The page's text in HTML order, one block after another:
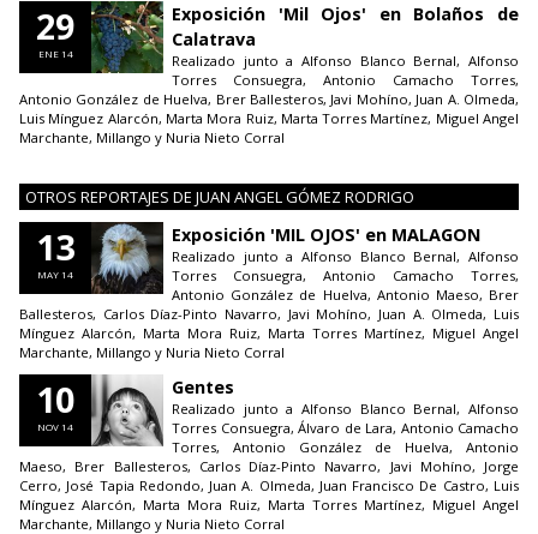
29
ENE 14
Exposición 'Mil Ojos' en Bolaños de
Calatrava
Realizado junto a Alfonso Blanco Bernal, Alfonso
Torres Consuegra, Antonio Camacho Torres,
Antonio González de Huelva, Brer Ballesteros, Javi Mohíno, Juan A. Olmeda,
Luis Mínguez Alarcón, Marta Mora Ruiz, Marta Torres Martínez, Miguel Angel
Marchante, Millango y Nuria Nieto Corral
OTROS REPORTAJES DE JUAN ANGEL GÓMEZ RODRIGO
13
MAY 14
Exposición 'MIL OJOS' en MALAGON
Realizado junto a Alfonso Blanco Bernal, Alfonso
Torres Consuegra, Antonio Camacho Torres,
Antonio González de Huelva, Antonio Maeso, Brer
Ballesteros, Carlos Díaz-Pinto Navarro, Javi Mohíno, Juan A. Olmeda, Luis
Mínguez Alarcón, Marta Mora Ruiz, Marta Torres Martínez, Miguel Angel
Marchante, Millango y Nuria Nieto Corral
10
NOV 14
Gentes
Realizado junto a Alfonso Blanco Bernal, Alfonso
Torres Consuegra, Álvaro de Lara, Antonio Camacho
Torres, Antonio González de Huelva, Antonio
Maeso, Brer Ballesteros, Carlos Díaz-Pinto Navarro, Javi Mohíno, Jorge
Cerro, José Tapia Redondo, Juan A. Olmeda, Juan Francisco De Castro, Luis
Mínguez Alarcón, Marta Mora Ruiz, Marta Torres Martínez, Miguel Angel
Marchante, Millango y Nuria Nieto Corral